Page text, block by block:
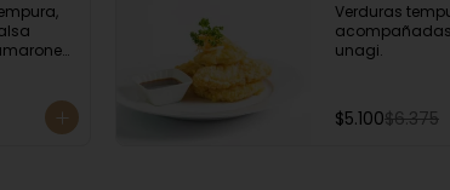
Verduras
unagi.
$5.100$6.375